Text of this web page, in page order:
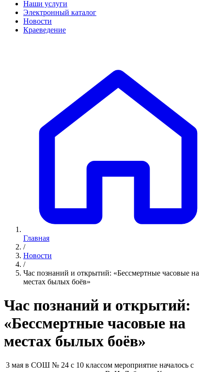
Наши услуги
Электронный каталог
Новости
Краеведение
Главная
/
Новости
/
Час познаний и открытий: «Бессмертные часовые на
местах былых боёв»
Час познаний и открытий:
«Бессмертные часовые на
местах былых боёв»
3 мая в СОШ № 24 с 10 классом мероприятие началось с